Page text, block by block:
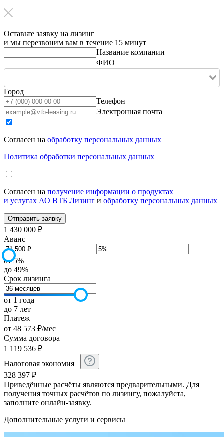
Оставьте заявку на лизинг
и мы перезвоним вам в течение 15 минут
Название компании
ФИО
Город
Телефон
Электронная почта
Согласен на обработку персональных данных
Политика обработки персональных данных
Согласен на получение информации о продуктах
и услугах АО ВТБ Лизинг и обработку персональных данных
1 430 000 ₽
Аванс
от 5%
до 49%
Срок лизинга
от 1 года
до 7 лет
Платеж
от 48 573 ₽/мес
Сумма договора
1 119 536 ₽
Налоговая экономия
328 397 ₽
Приведённые расчёты являются предварительными. Для
получения точных расчётов по лизингу, пожалуйста,
заполните онлайн-заявку.
Дополнительные услуги и сервисы